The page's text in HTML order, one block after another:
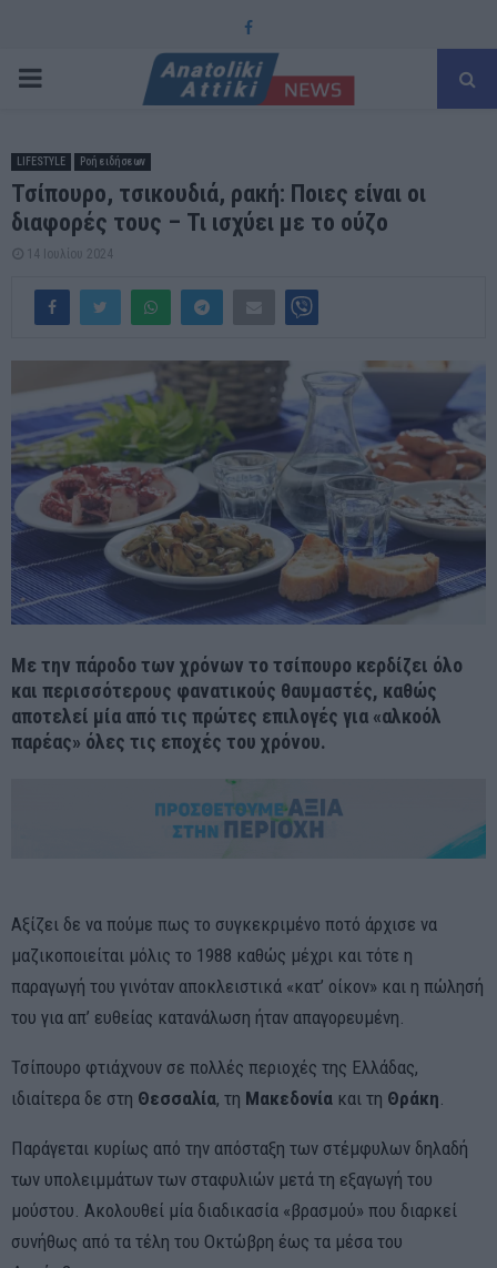
Facebook
PRIMARY
LIFESTYLE Ροή ειδήσεων
Τσίπουρο, τσικουδιά, ρακή: Ποιες είναι οι
διαφορές τους – Τι ισχύει με το ούζο
14 Ιουλίου 2024
Με την πάροδο των χρόνων το τσίπουρο κερδίζει όλο
και περισσότερους φανατικούς θαυμαστές, καθώς
αποτελεί μία από τις πρώτες επιλογές για «αλκοόλ
παρέας» όλες τις εποχές του χρόνου.
Αξίζει δε να πούμε πως το συγκεκριμένο ποτό άρχισε να
μαζικοποιείται μόλις το 1988 καθώς μέχρι και τότε η
παραγωγή του γινόταν αποκλειστικά «κατ’ οίκον» και η πώλησή
του για απ’ ευθείας κατανάλωση ήταν απαγορευμένη.
Τσίπουρο φτιάχνουν σε πολλές περιοχές της Ελλάδας,
ιδιαίτερα δε στη Θεσσαλία, τη Μακεδονία και τη Θράκη
Παράγεται κυρίως από την απόσταξη των στέμφυλων δηλαδή
των υπολειμμάτων των σταφυλιών μετά τη εξαγωγή του
μούστου. Ακολουθεί μία διαδικασία «βρασμού» που διαρκεί
συνήθως από τα τέλη του Οκτώβρη έως τα μέσα του